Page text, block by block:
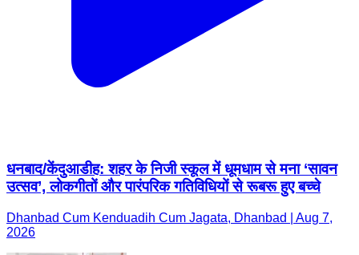
धनबाद/केंदुआडीह: शहर के निजी स्कूल में धूमधाम से मना ‘सावन
उत्सव’, लोकगीतों और पारंपरिक गतिविधियों से रूबरू हुए बच्चे
Dhanbad Cum Kenduadih Cum Jagata, Dhanbad | Aug 7,
2026